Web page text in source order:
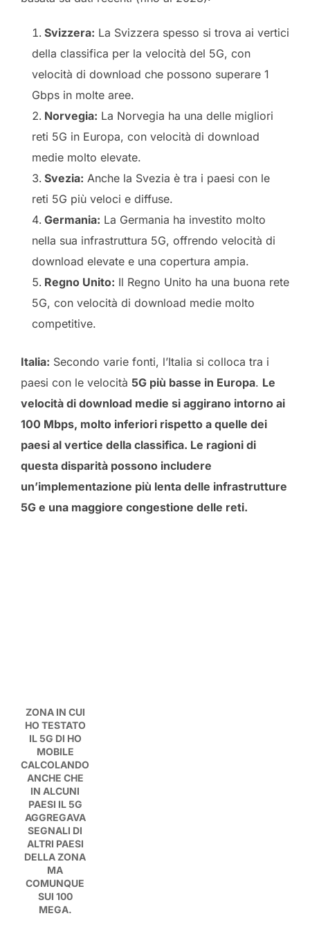
Svizzera: La Svizzera spesso si trova ai vertici
della classifica per la velocità del 5G, con
velocità di download che possono superare 1
Gbps in molte aree.
Norvegia: La Norvegia ha una delle migliori
reti 5G in Europa, con velocità di download
medie molto elevate.
Svezia: Anche la Svezia è tra i paesi con le
reti 5G più veloci e diffuse.
Germania: La Germania ha investito molto
nella sua infrastruttura 5G, offrendo velocità di
download elevate e una copertura ampia.
Regno Unito: Il Regno Unito ha una buona rete
5G, con velocità di download medie molto
competitive.
Italia: Secondo varie fonti, l’Italia si colloca tra i
paesi con le velocità 5G più basse in Europa. Le
velocità di download medie si aggirano intorno ai
100 Mbps, molto inferiori rispetto a quelle dei
paesi al vertice della classifica. Le ragioni di
questa disparità possono includere
un’implementazione più lenta delle infrastrutture
5G e una maggiore congestione delle reti.
ZONA IN CUI
HO TESTATO
IL 5G DI HO
MOBILE
CALCOLANDO
ANCHE CHE
IN ALCUNI
PAESI IL 5G
AGGREGAVA
SEGNALI DI
ALTRI PAESI
DELLA ZONA
MA
COMUNQUE
SUI 100
MEGA.